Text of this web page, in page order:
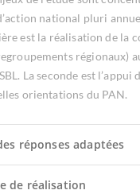
national pluri
est la réalisation de la
régionaux)
La seconde est
orientations du PAN.
réponses adaptées
de réalisation